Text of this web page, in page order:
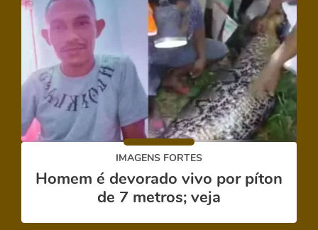
IMAGENS FORTES
Homem é devorado vivo por píton
de 7 metros; veja